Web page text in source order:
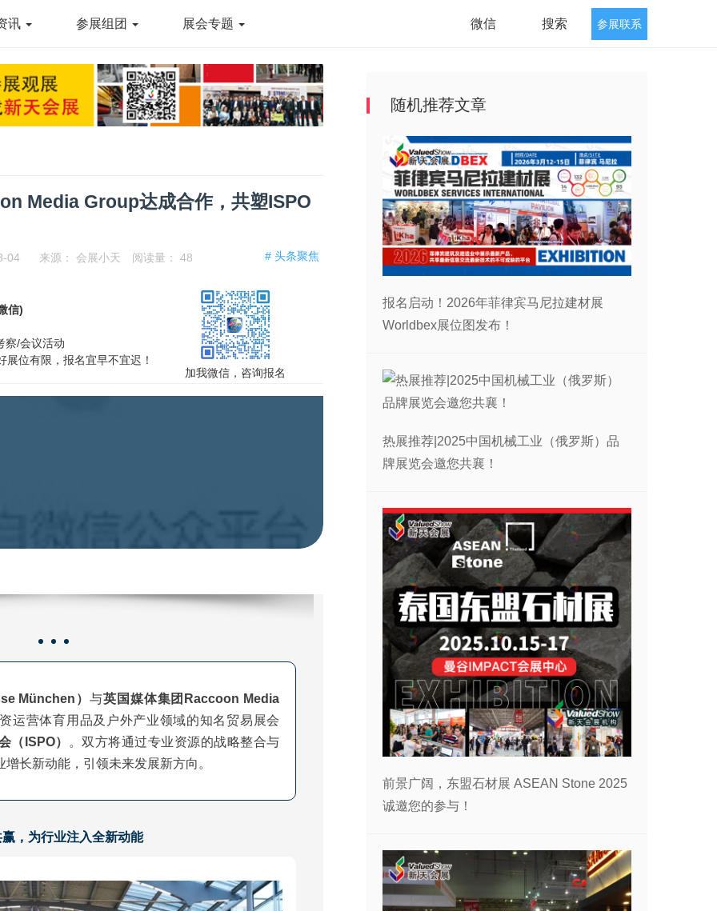
讯 参展组团 展会专题 微信 搜索 参展联系
Media Group达成合作，共塑ISPO
# 头条聚焦
04 来源： 会展小天 阅读量： 48
信)
察/会议活动
位有限，报名宜早不宜迟！
加我微信，咨询报名
München）与英国媒体集团Raccoon Media
运营体育用品及户外产业领域的知名贸易展会
（ISPO）
。双方将通过专业资源的战略整合与
长新动能，引领未来发展新方向。
， 为行业注入全新动能
随机推荐文章
报名启动！2026年菲律宾马尼拉建材展
Worldbex展位图发布！
热展推荐|2025中国机械工业（俄罗斯）品
牌展览会邀您共襄！
前景广阔，东盟石材展 ASEAN Stone 2025
诚邀您的参与！